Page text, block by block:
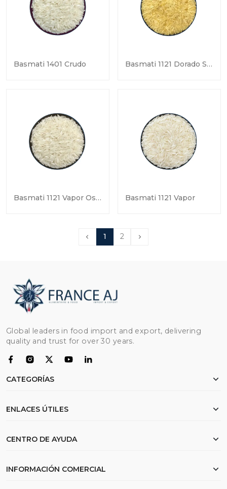
Basmati 1401 Crudo Basmati 1121 Dorado Sella
Basmati 1121 Vapor Oscuro Basmati 1121 Vapor
1 2
Global leaders in food import and export, delivering
quality and trust for over 30 years.
CATEGORÍAS
Harina
Carne de res
Trigo
ENLACES ÚTILES
Sobre nosotros
Preguntas Frecuentes
CENTRO DE AYUDA
Lista de deseos
INFORMACIÓN COMERCIAL